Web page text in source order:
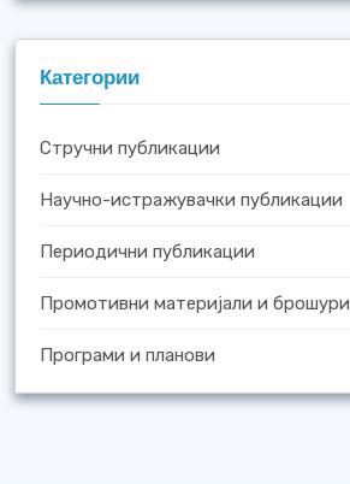
Категории
Стручни публикации
Научно-истражувачки публикации
Периодични публикации
Промотивни материјали и брошури
Програми и планови